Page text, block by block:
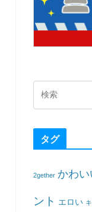
タグ
2gether かわい
ント エロい